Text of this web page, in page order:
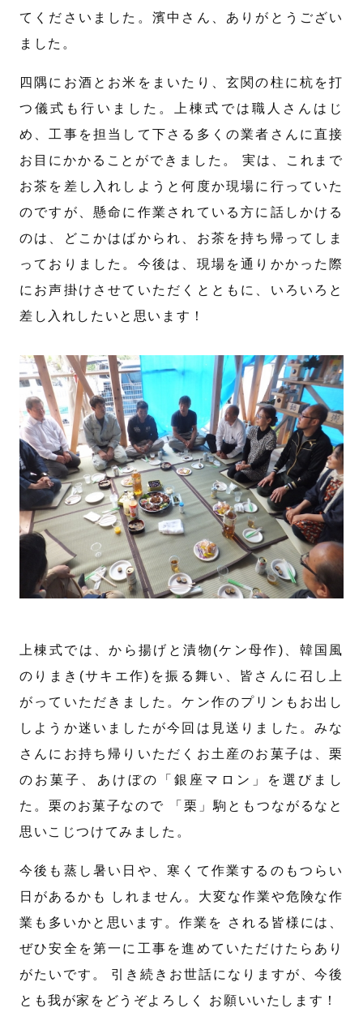
てくださいました。濱中さん、ありがとうござい
ました。
四隅にお酒とお米をまいたり、玄関の柱に杭を打
つ儀式も行いました。上棟式では職人さんはじ
め、工事を担当して下さる多くの業者さんに直接
お目にかかることができました。 実は、これまで
お茶を差し入れしようと何度か現場に行っていた
のですが、懸命に作業されている方に話しかける
のは、どこかはばかられ、お茶を持ち帰ってしま
っておりました。今後は、現場を通りかかった際
にお声掛けさせていただくとともに、いろいろと
差し入れしたいと思います！
上棟式では、から揚げと漬物(ケン母作)、韓国風
のりまき(サキエ作)を振る舞い、皆さんに召し上
がっていただきました。ケン作のプリンもお出し
しようか迷いましたが今回は見送りました。みな
さんにお持ち帰りいただくお土産のお菓子は、栗
のお菓子、あけぼの「銀座マロン」を選びまし
た。栗のお菓子なので 「栗」駒ともつながるなと
思いこじつけてみました。
今後も蒸し暑い日や、寒くて作業するのもつらい
日があるかも しれません。大変な作業や危険な作
業も多いかと思います。作業を される皆様には、
ぜひ安全を第一に工事を進めていただけたらあり
がたいです。 引き続きお世話になりますが、今後
とも我が家をどうぞよろしく お願いいたします！